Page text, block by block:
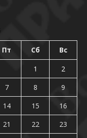
Пт Сб Вс
1
2
7 8
9
14 15
16
21 22
23